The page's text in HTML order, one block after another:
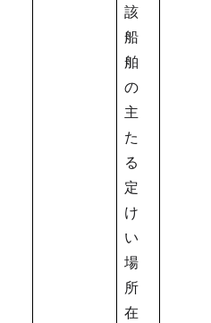
該
船
舶
の
主
た
る
定
け
い
場
所
在